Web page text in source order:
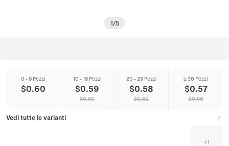
1/5
0 - 9 Pezzi
$0.60
10 - 19 Pezzi
$0.59
$0.60
20 - 29 Pezzi
$0.58
$0.60
≥ 30 Pezzi
$0.57
$0.60
Vedi tutte le varianti
+1